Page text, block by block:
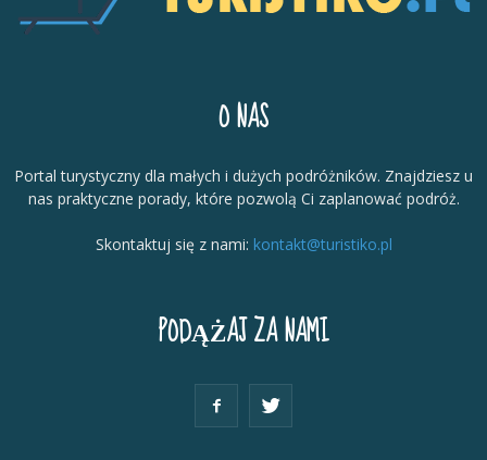
O NAS
Portal turystyczny dla małych i dużych podróżników. Znajdziesz u
nas praktyczne porady, które pozwolą Ci zaplanować podróż.
Skontaktuj się z nami: kontakt@turistiko.pl
PODĄŻAJ ZA NAMI